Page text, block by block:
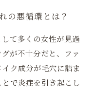
の悪循環とは？
て多くの女性が見過
が不十分だと、ファ
ク成分が毛穴に詰ま
で炎症を引き起こし